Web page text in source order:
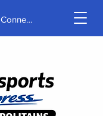
Connexion